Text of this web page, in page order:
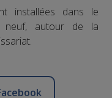
installées dans le
autour de la